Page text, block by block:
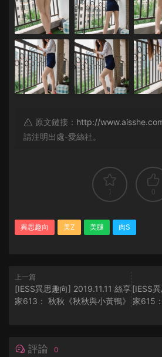
原文鏈接： http://
請注明出處-愛絲社。
1 0
異思趣向 美Z 美腿 肉S
上一篇
[IESS異思趣向] 2019.11.11 絲享
家613： 秋秋《秋秋與小黃鴨》
[IESS
家615
評論 0